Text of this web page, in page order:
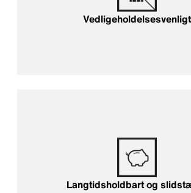
Vedligeholdelsesvenligt
Langtidsholdbart og